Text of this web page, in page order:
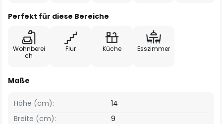
Perfekt für diese Bereiche
Wohnberei
ch
Flur Küche Esszimmer
Maße
Breite (cm): 9
Höhe (cm): 14